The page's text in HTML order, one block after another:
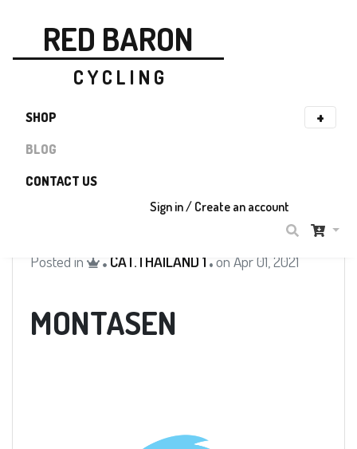
RED BARON
C Y C L I N G
SHOP
BLOG
CONTACT US
Sign in / Create an account
Posted in CAT.THAILAND 1 on Apr 01, 2021
MONTASEN